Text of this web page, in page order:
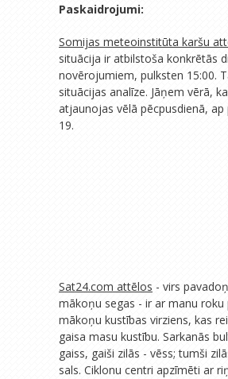
Paskaidrojumi:
Somijas meteoinstitūta karšu
situācija ir atbilstoša konkrētās
novērojumiem, pulksten 15:00.
situācijas analīze. Jāņem vērā,
atjaunojas vēlā pēcpusdienā, ap
19.
Sat24.com attēlos - virs
mākoņu segas - ir ar manu roku
mākoņu kustības virziens, kas
gaisa masu kustību. Sarkanās
gaiss, gaiši zilās - vēss; tumši
sals. Ciklonu centri apzīmēti ar